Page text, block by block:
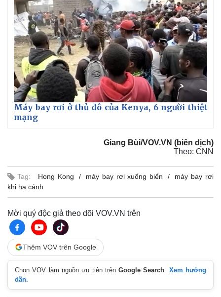
Thế giới
Quan sát
Cuộc sống đó đây
Hồ sơ
Multimedia
Video
Ảnh
E-Magazine
Infographic
Máy bay rơi ở thủ đô của Kenya, 6 người thiệt
mạng
Giang Bùi/VOV.VN (biên dịch)
Theo: CNN
Tag: Hong Kong máy bay rơi xuống biển
máy bay rơi
khi hạ cánh
Mời quý độc giả theo dõi VOV.VN trên
Thêm VOV trên Google
Chọn VOV làm nguồn ưu tiên trênGoogle Search
Xem hướng
dẫn.